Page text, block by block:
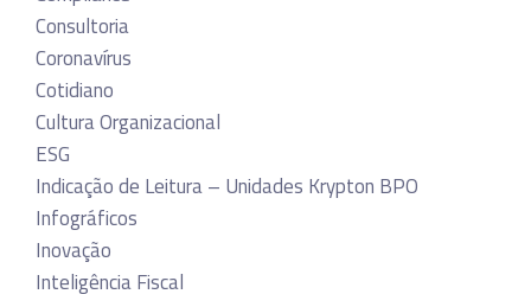
Consultoria
Coronavírus
Cotidiano
Cultura Organizacional
ESG
Indicação de Leitura – Unidades Krypton BPO
Infográficos
Inovação
Inteligência Fiscal